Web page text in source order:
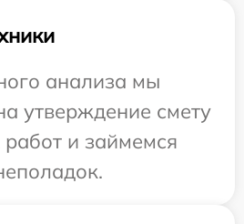
анализа мы
утверждение смету
и займемся